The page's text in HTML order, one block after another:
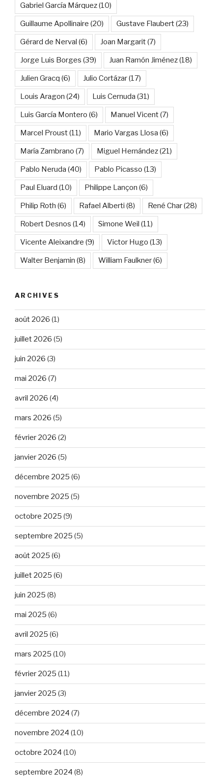
Gabriel García Márquez(10)
Guillaume Apollinaire (20) Gustave Flaubert(23)
Gérard de Nerval (6) Joan Margarit(7)
Jorge Luis Borges (39) Juan Ramón Jiménez(18)
Julien Gracq (6) Julio Cortázar(17)
Louis Aragon (24) Luis Cernuda (31)
Luis García Montero (6) Manuel Vicent(7)
Marcel Proust(11) Mario Vargas Llosa (6)
María Zambrano (7) Miguel Hernández(21)
Pablo Neruda (40) Pablo Picasso (13)
Paul Eluard (10) Philippe Lançon (6)
Philip Roth (6) Rafael Alberti (8) René Char(28)
Robert Desnos (14) Simone Weil (11)
Vicente Aleixandre (9) Victor Hugo (13)
Walter Benjamin (8) William Faulkner(6)
ARCHIVES
août 2026 (1)
juillet 2026 (5)
juin 2026 (3)
mai 2026 (7)
avril 2026 (4)
mars 2026 (5)
février 2026 (2)
janvier 2026 (5)
décembre 2025 (6)
novembre 2025 (5)
octobre 2025 (9)
septembre 2025 (5)
août 2025 (6)
juillet 2025 (6)
juin 2025 (8)
mai 2025 (6)
avril 2025 (6)
mars 2025 (10)
février 2025 (11)
janvier 2025 (3)
décembre 2024 (7)
novembre 2024 (10)
octobre 2024 (10)
septembre 2024 (8)